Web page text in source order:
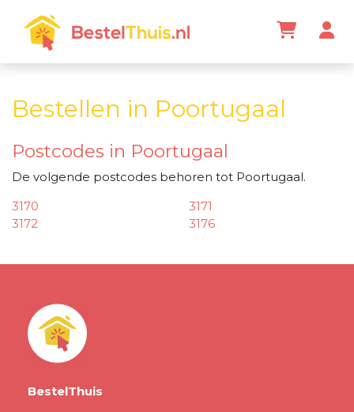
Bestellen in Poortugaal
Postcodes in Poortugaal
De volgende postcodes behoren tot Poortugaal.
3170
3171
3172
3176
BestelThuis